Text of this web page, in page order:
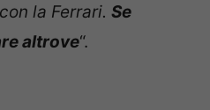
la Ferrari. Se
altrove“.